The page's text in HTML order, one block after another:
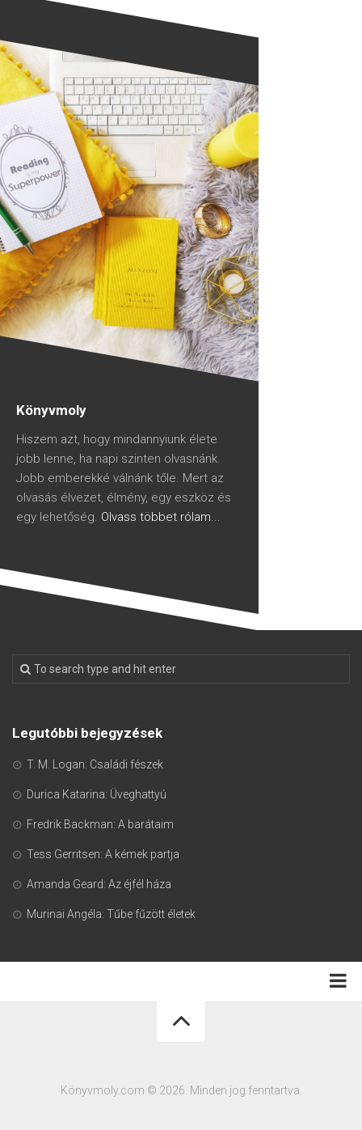
Könyvmoly
Hiszem azt, hogy mindannyiunk élete
jobb lenne, ha napi szinten olvasnánk.
Jobb emberekké válnánk tőle. Mert az
olvasás élvezet, élmény, egy eszköz és
egy lehetőség. Olvass többet rólam...
Legutóbbi bejegyzések
T. M. Logan: Családi fészek
Durica Katarina: Üveghattyú
Fredrik Backman: A barátaim
Tess Gerritsen: A kémek partja
Amanda Geard: Az éjfél háza
Murinai Angéla: Tűbe fűzött életek
Könyvmoly.com © 2026. Minden jog fenntartva.